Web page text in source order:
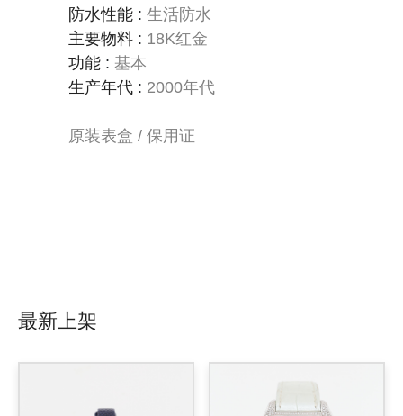
防水性能: 生活防水
主要物料: 18K红金
功能: 基本
生产年代: 2000年代
原装表盒 / 保用证
最新上架